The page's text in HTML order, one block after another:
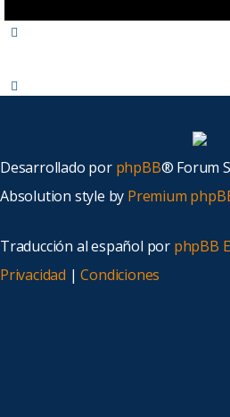
Desarrollado por phpBB® Forum
Absolution style by Premium
Traducción al español por phpBB
Privacidad |Condiciones